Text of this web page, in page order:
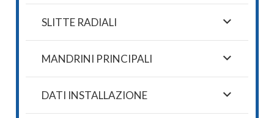
SLITTE RADIALI
MANDRINI PRINCIPALI
DATI INSTALLAZIONE